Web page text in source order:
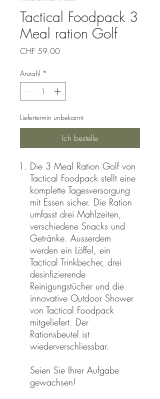
Tactical Foodpack 3
Meal ration Golf
CHF 59.00Preis
Anzahl *
Liefertermin unbekannt
Ich bestelle
Die 3 Meal Ration Golf von
Tactical Foodpack stellt eine
komplette Tagesversorgung
mit Essen sicher. Die Ration
umfasst drei Mahlzeiten,
verschiedene Snacks und
Getränke. Ausserdem
werden ein Löffel, ein
Tactical Trinkbecher, drei
desinfizierende
Reinigungstücher und die
innovative Outdoor Shower
von Tactical Foodpack
mitgeliefert. Der
Rationsbeutel ist
wiederverschliessbar.
Seien Sie Ihrer Aufgabe
gewachsen!